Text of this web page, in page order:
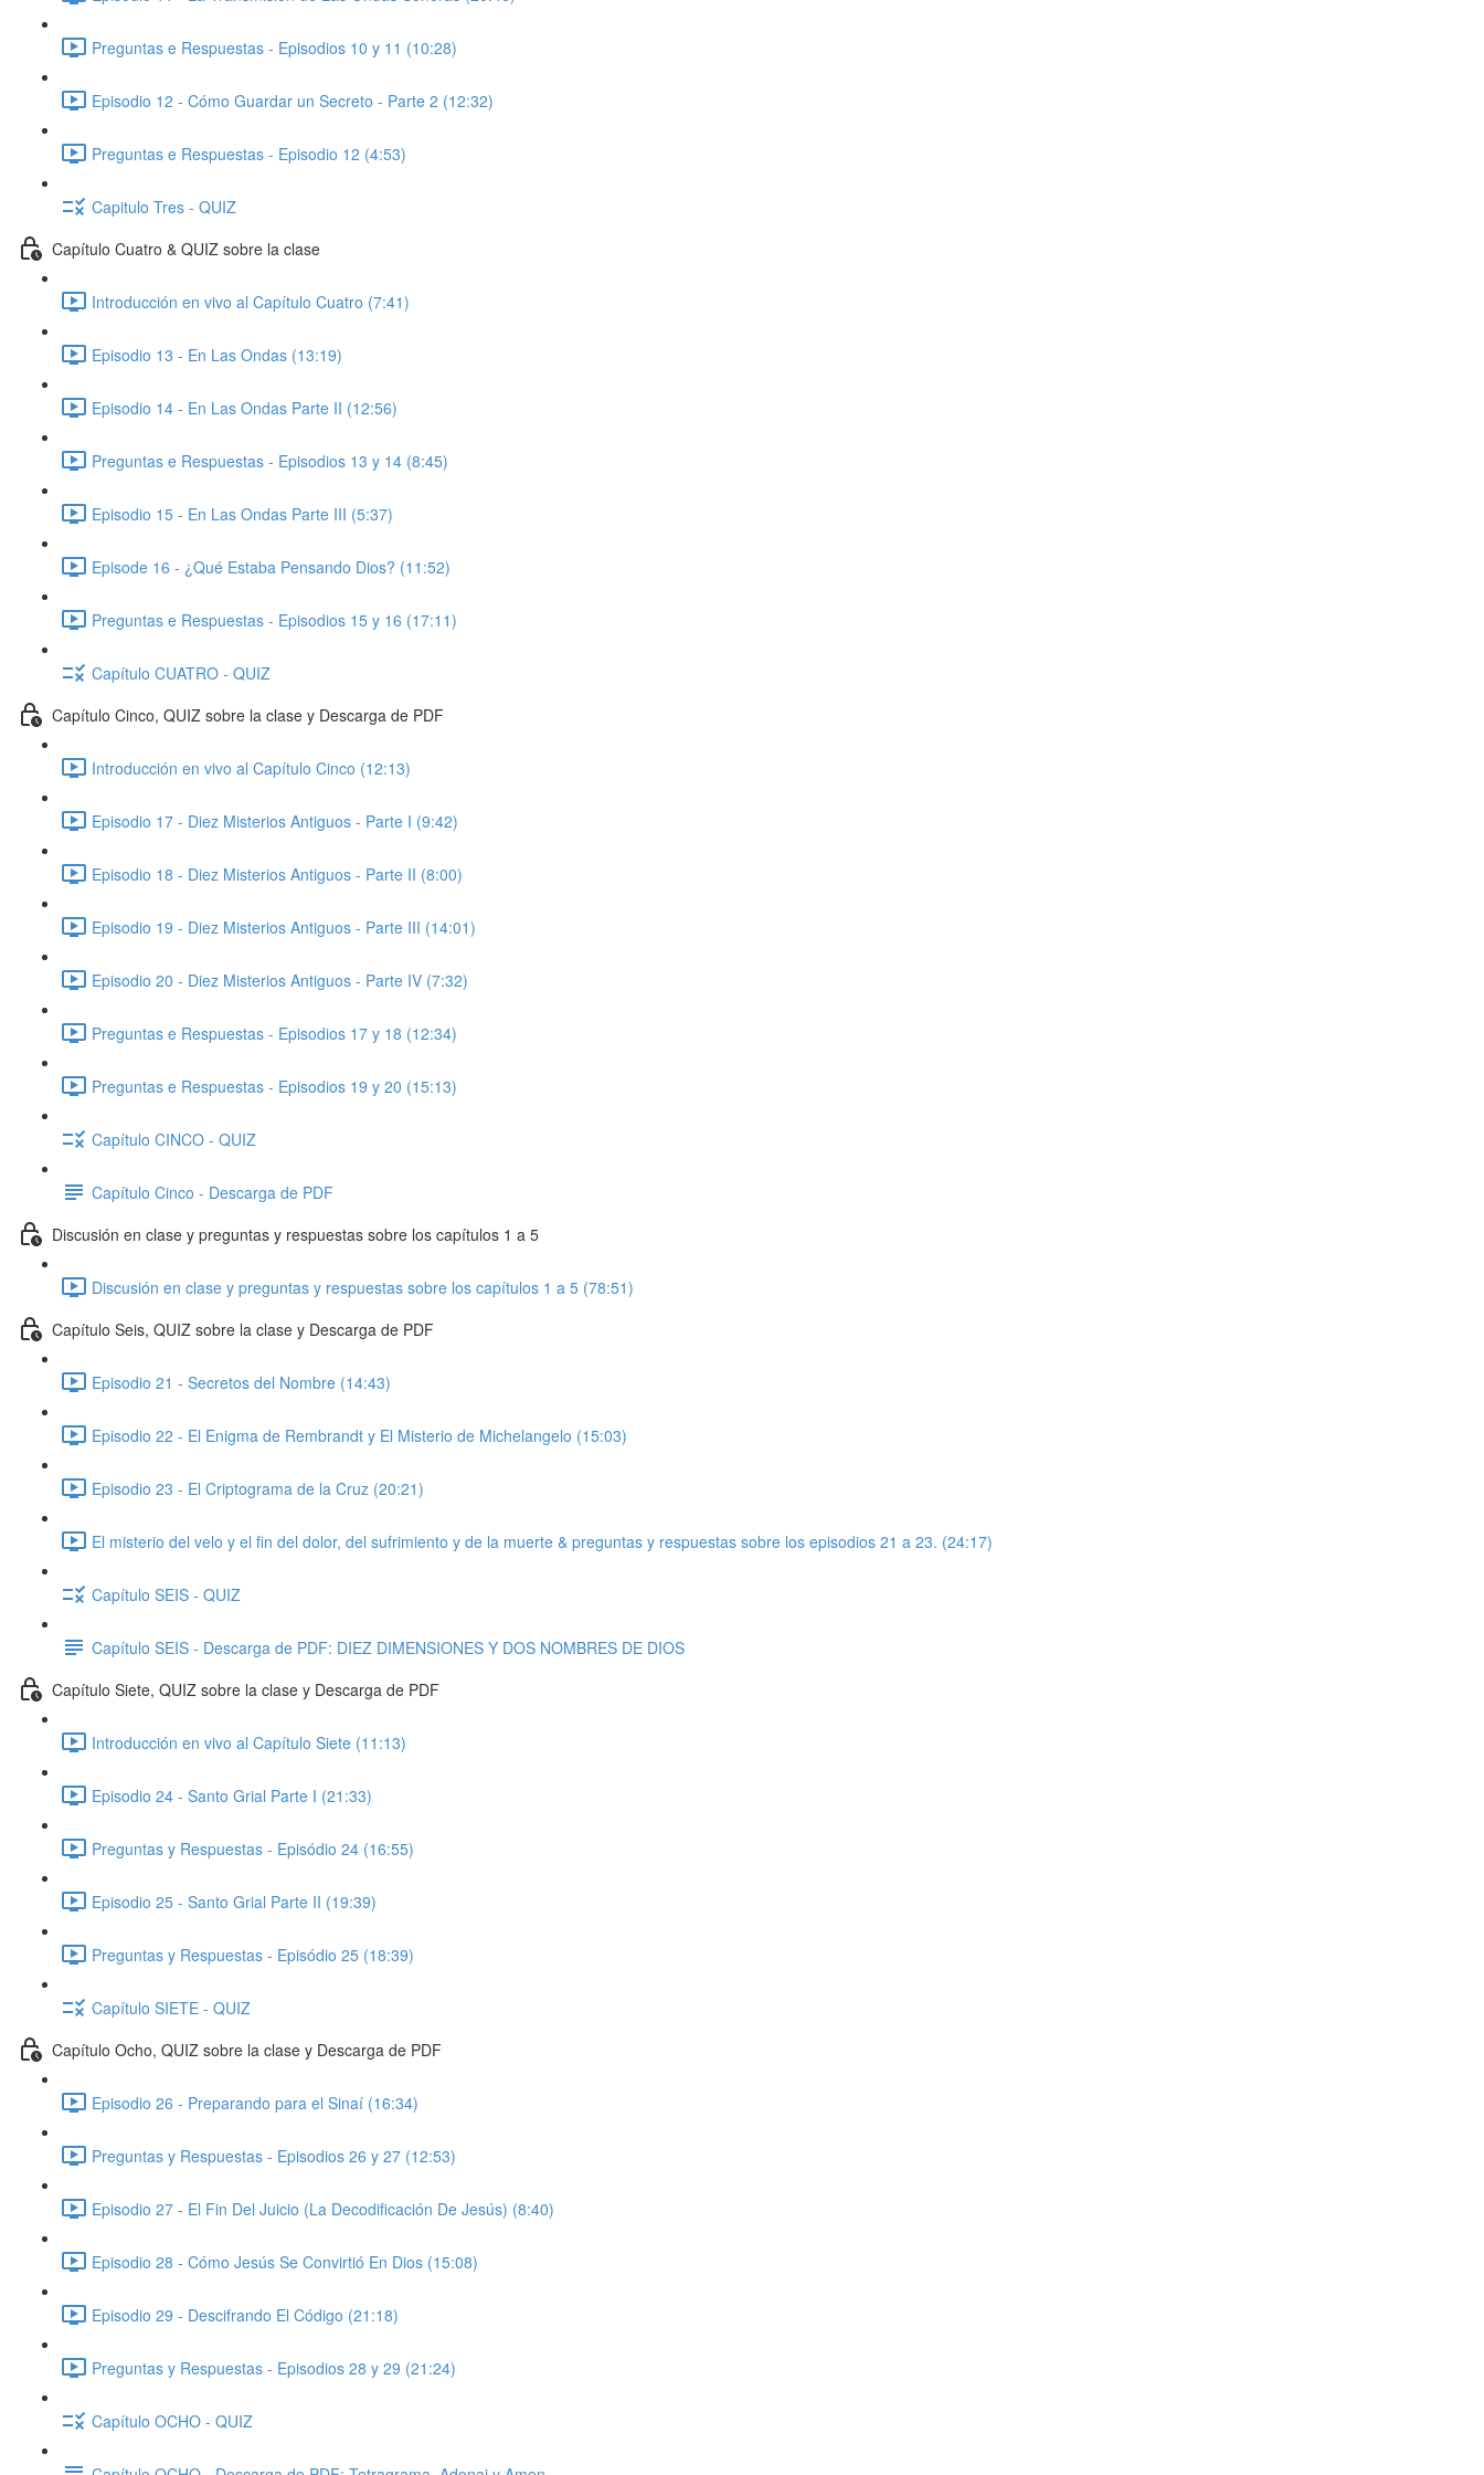
Preguntas e Respuestas - Episodios 10 y 11 (10:28)
Episodio 12 - Cómo Guardar un Secreto - Parte 2 (12:32)
Preguntas e Respuestas - Episodio 12 (4:53)
Capitulo Tres - QUIZ
Capítulo Cuatro & QUIZ sobre la clase
Introducción en vivo al Capítulo Cuatro (7:41)
Episodio 13 - En Las Ondas (13:19)
Episodio 14 - En Las Ondas Parte II (12:56)
Preguntas e Respuestas - Episodios 13 y 14 (8:45)
Episodio 15 - En Las Ondas Parte III (5:37)
Episode 16 - ¿Qué Estaba Pensando Dios? (11:52)
Preguntas e Respuestas - Episodios 15 y 16 (17:11)
Capítulo CUATRO - QUIZ
Capítulo Cinco, QUIZ sobre la clase y Descarga de PDF
Introducción en vivo al Capítulo Cinco (12:13)
Episodio 17 - Diez Misterios Antiguos - Parte I (9:42)
Episodio 18 - Diez Misterios Antiguos - Parte II (8:00)
Episodio 19 - Diez Misterios Antiguos - Parte III (14:01)
Episodio 20 - Diez Misterios Antiguos - Parte IV (7:32)
Preguntas e Respuestas - Episodios 17 y 18 (12:34)
Preguntas e Respuestas - Episodios 19 y 20 (15:13)
Capítulo CINCO - QUIZ
Capítulo Cinco - Descarga de PDF
Discusión en clase y preguntas y respuestas sobre los capítulos 1 a 5
Discusión en clase y preguntas y respuestas sobre los capítulos 1 a 5 (78:51)
Capítulo Seis, QUIZ sobre la clase y Descarga de PDF
Episodio 21 - Secretos del Nombre (14:43)
Episodio 22 - El Enigma de Rembrandt y El Misterio de Michelangelo (15:03)
Episodio 23 - El Criptograma de la Cruz (20:21)
El misterio del velo y el fin del dolor, del sufrimiento y de la muerte & preguntas y respuestas sobre los episodios 21 a 23. (24:17)
Capítulo SEIS - QUIZ
Capítulo SEIS - Descarga de PDF: DIEZ DIMENSIONES Y DOS NOMBRES DE DIOS
Capítulo Siete, QUIZ sobre la clase y Descarga de PDF
Introducción en vivo al Capítulo Siete (11:13)
Episodio 24 - Santo Grial Parte I (21:33)
Preguntas y Respuestas - Episódio 24 (16:55)
Episodio 25 - Santo Grial Parte II (19:39)
Preguntas y Respuestas - Episódio 25 (18:39)
Capítulo SIETE - QUIZ
Capítulo Ocho, QUIZ sobre la clase y Descarga de PDF
Episodio 26 - Preparando para el Sinaí (16:34)
Preguntas y Respuestas - Episodios 26 y 27 (12:53)
Episodio 27 - El Fin Del Juicio (La Decodificación De Jesús) (8:40)
Episodio 28 - Cómo Jesús Se Convirtió En Dios (15:08)
Episodio 29 - Descifrando El Código (21:18)
Preguntas y Respuestas - Episodios 28 y 29 (21:24)
Capítulo OCHO - QUIZ